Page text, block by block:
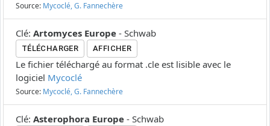
Source: Mycoclé, G. Fannechère
Clé: Artomyces Europe - Schwab
TÉLÉCHARGER AFFICHER
Le fichier téléchargé au format .cle est lisible avec le
logiciel Mycoclé
Source: Mycoclé, G. Fannechère
Clé: Asterophora Europe - Schwab